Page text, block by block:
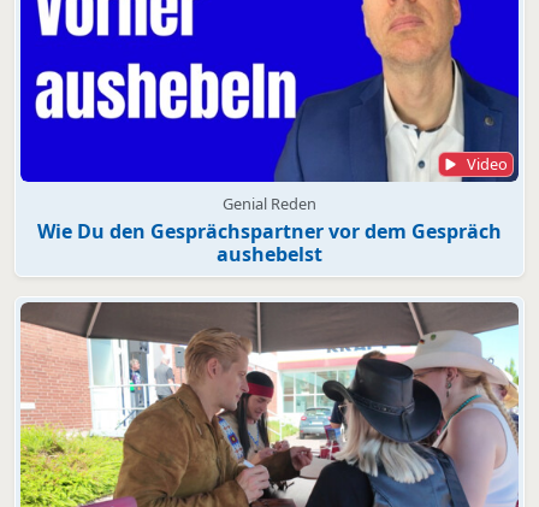
Video
Genial Reden
Wie Du den Gesprächspartner vor dem Gespräch
aushebelst